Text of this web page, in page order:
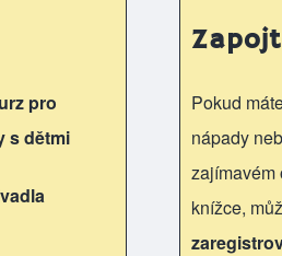
pro
s dětmi
Pokud
nápady
zajímavém
knížce,